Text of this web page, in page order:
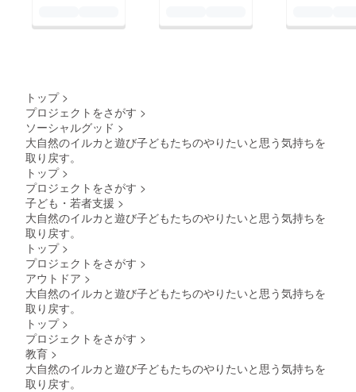
トップ >
プロジェクトをさがす >
ソーシャルグッド >
大自然のイルカと遊び子どもたちのやりたいと思う気持ちを
取り戻す。
トップ >
プロジェクトをさがす >
子ども・若者支援 >
大自然のイルカと遊び子どもたちのやりたいと思う気持ちを
取り戻す。
トップ >
プロジェクトをさがす >
アウトドア >
大自然のイルカと遊び子どもたちのやりたいと思う気持ちを
取り戻す。
トップ >
プロジェクトをさがす >
教育 >
大自然のイルカと遊び子どもたちのやりたいと思う気持ちを
取り戻す。